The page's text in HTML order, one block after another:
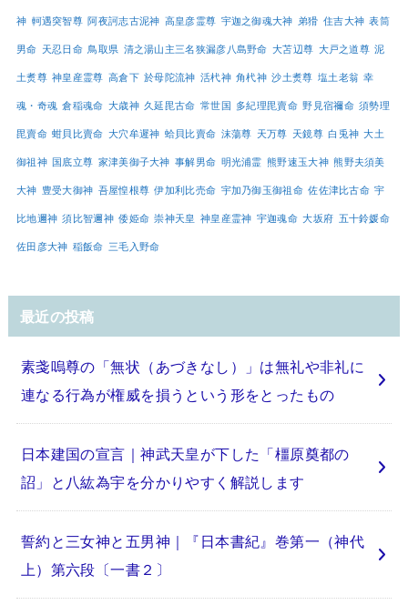
神 軻遇突智尊 阿夜訶志古泥神 高皇彦霊尊 宇迦之御魂大神 弟猾 住吉大神 表筒
男命 天忍日命 鳥取県 清之湯山主三名狭漏彦八島野命 大苫辺尊 大戸之道尊 泥
土煑尊 神皇産霊尊 高倉下 於母陀流神 活杙神 角杙神 沙土煑尊 塩土老翁 幸
魂・奇魂 倉稲魂命 大歳神 久延毘古命 常世国 多紀理毘賣命 野見宿禰命 須勢理
毘賣命 蚶貝比賣命 大穴牟遲神 蛤貝比賣命 沫蕩尊 天万尊 天鏡尊 白兎神 大土
御祖神 国底立尊 家津美御子大神 事解男命 明光浦霊 熊野速玉大神 熊野夫須美
大神 豊受大御神 吾屋惶根尊 伊加利比売命 宇加乃御玉御祖命 佐佐津比古命 宇
比地邇神 須比智邇神 倭姫命 崇神天皇 神皇産霊神 宇迦魂命 大坂府 五十鈴媛命
佐田彦大神 稲飯命 三毛入野命
最近の投稿
素戔嗚尊の「無状（あづきなし）」は無礼や非礼に
連なる行為が権威を損うという形をとったもの
日本建国の宣言｜神武天皇が下した「橿原奠都の
詔」と八紘為宇を分かりやすく解説します
誓約と三女神と五男神｜『日本書紀』巻第一（神代
上）第六段〔一書２〕